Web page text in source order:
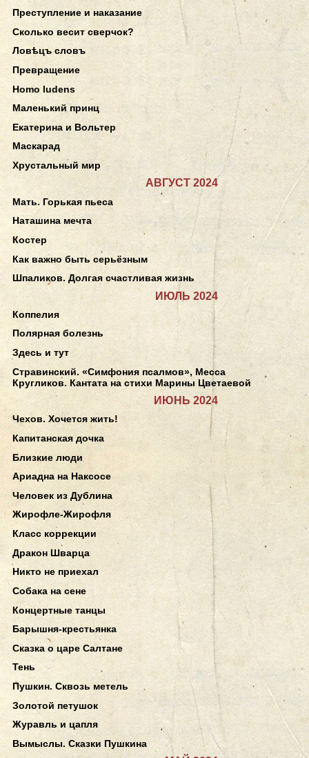
Преступление и наказание
Сколько весит сверчок?
Ловѣцъ словъ
Превращение
Homo ludens
Маленький принц
Екатерина и Вольтер
Маскарад
Хрустальный мир
АВГУСТ 2024
Мать. Горькая пьеса
Наташина мечта
Костер
Как важно быть серьёзным
Шпаликов. Долгая счастливая жизнь
ИЮЛЬ 2024
Коппелия
Полярная болезнь
Здесь и тут
Стравинский. «Симфония псалмов», Месса
Кругликов. Кантата на стихи Марины Цветаевой
ИЮНЬ 2024
Чехов. Хочется жить!
Капитанская дочка
Близкие люди
Ариадна на Наксосе
Человек из Дублина
Жирофле-Жирофля
Класс коррекции
Дракон Шварца
Никто не приехал
Собака на сене
Концертные танцы
Барышня-крестьянка
Сказка о царе Салтане
Тень
Пушкин. Сквозь метель
Золотой петушок
Журавль и цапля
Вымыслы. Сказки Пушкина